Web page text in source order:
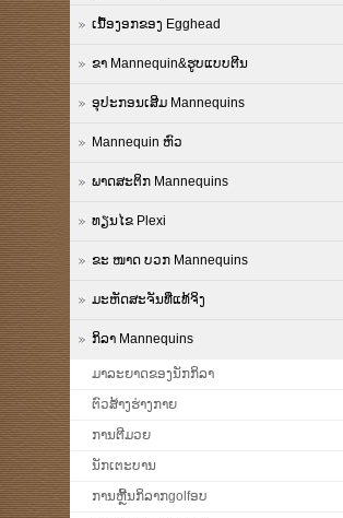
ເນື້ອງອກຂອງ Egghead
ຂາ Mannequin&ຮູບແບບຕີນ
ອຸປະກອນເສີມ Mannequins
Mannequin ຫົວ
ພາດສະຕິກ Mannequins
ທຽນໄຂ Plexi
ຂະ ໜາດ ບວກ Mannequins
ມະຫັດສະຈັນທີ່ແທ້ຈິງ
ກິລາ Mannequins
ມາລະຍາດຂອງນັກກິລາ
ຕົວສ້າງຮ່າງກາຍ
ການຕີມວຍ
ນັກເຕະບານ
ການຫຼີ້ນກິລາກgolfອບ